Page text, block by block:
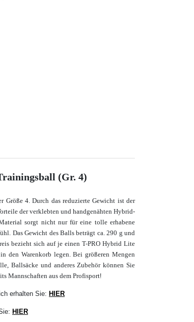
(Gr. 4)
4. Durch das reduzierte Gewicht ist der
der verklebten und handgenähten Hybrid-
sorgt nicht nur für eine tolle erhabene
Das Gewicht des Balls beträgt ca. 290 g und
bezieht sich auf je einen T-PRO Hybrid Lite
den Warenkorb legen. Bei größeren Mengen
Ballsäcke und anderes Zubehör können Sie
Mannschaften aus dem Profisport!
erhalten Sie: HIER
HIER